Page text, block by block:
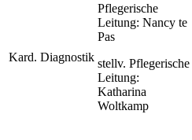
Kard. Diagnostik
Pflegerische
Leitung: Nancy te
Pas
stellv. Pflegerische
Leitung:
Katharina
Woltkamp